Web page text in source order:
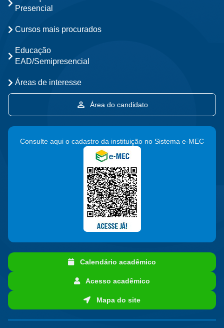
Presencial
Cursos mais procurados
Educação
EAD/Semipresencial
Áreas de interesse
Área do candidato
Consulte aqui o cadastro da instituição no Sistema e-MEC
Calendário acadêmico
Acesso acadêmico
Mapa do site